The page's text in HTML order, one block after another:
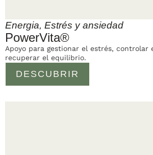
Energia, Estrés y ansiedad
PowerVita®
DESCUBRIR
Apoyo para gestionar el estrés, controlar
recuperar el equilibrio.